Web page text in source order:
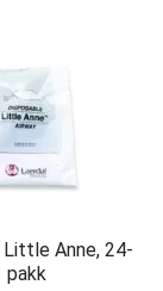
Anne, 24-
pakk